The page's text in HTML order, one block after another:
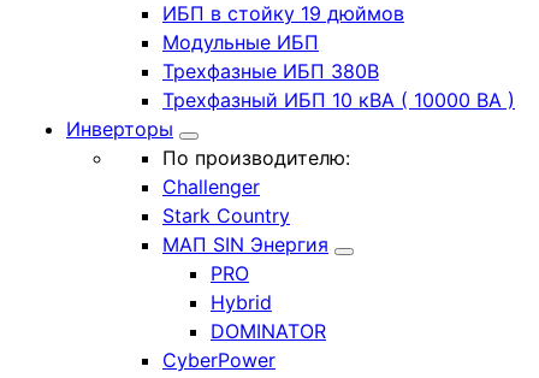
ИБП в стойку 19 дюймов
Модульные ИБП
Трехфазные ИБП 380В
Трехфазный ИБП 10 кВА ( 10000 ВА )
Инверторы
По производителю:
Challenger
Stark Country
МАП SIN Энергия
PRO
Hybrid
DOMINATOR
CyberPower